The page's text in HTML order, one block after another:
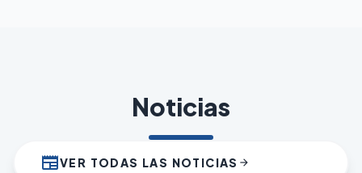
Noticias
newspaperVER TODAS LAS NOTICIAS arrow_forward